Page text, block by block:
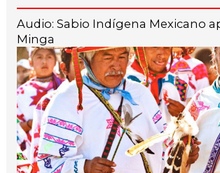
Audio: Sabio Indígena Mexicano
Minga